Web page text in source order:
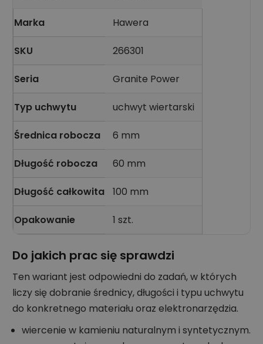
Marka Hawera
SKU 266301
Seria Granite Power
Typ uchwytu uchwyt wiertarski
Średnica robocza 6 mm
Długość robocza 60 mm
Długość całkowita 100 mm
Opakowanie 1 szt.
Do jakich prac się sprawdzi
Ten wariant jest odpowiedni do zadań, w których
liczy się dobranie średnicy, długości i typu uchwytu
do konkretnego materiału oraz elektronarzędzia.
wiercenie w kamieniu naturalnym i syntetycznym.